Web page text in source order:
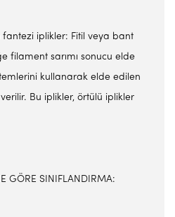
iplikler: Fitil veya bant
filament sarımı sonucu elde
kullanarak elde edilen
Bu iplikler, örtülü iplikler
GÖRE SINIFLANDIRMA: